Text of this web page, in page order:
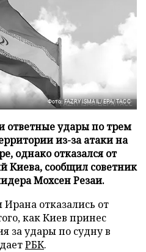
Фото: FAZRY ISMAIL/EPA/ТАСС
ответные удары по трем
из-за атаки на
однако отказался от
Киева, сообщил советник
Мохсен Резаи.
Ирана отказались от
как Киев принес
за удары по судну в
РБК.